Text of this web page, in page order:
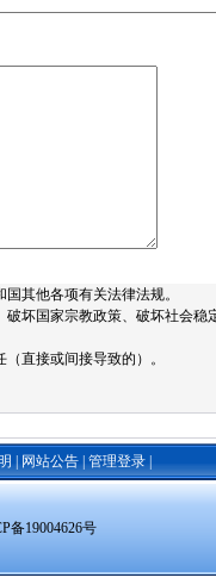
国其他各项有关法律法规。
坏国家宗教政策、破坏社会稳
直接或间接导致的）。
网站公告 管理登录
备19004626号